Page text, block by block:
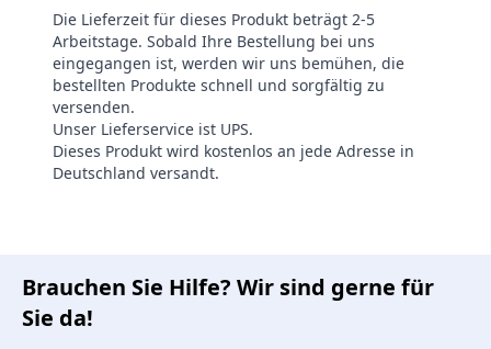
Die Lieferzeit für dieses Produkt beträgt 2-5
Arbeitstage. Sobald Ihre Bestellung bei uns
eingegangen ist, werden wir uns bemühen, die
bestellten Produkte schnell und sorgfältig zu
versenden.
Unser Lieferservice ist UPS.
Dieses Produkt wird kostenlos an jede Adresse in
Deutschland versandt.
Brauchen Sie Hilfe? Wir sind gerne für
Sie da!